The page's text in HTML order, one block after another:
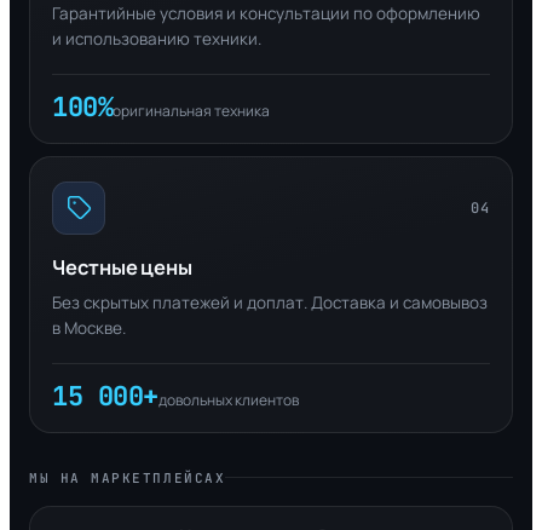
Гарантийные условия и консультации по оформлению
и использованию техники.
100%оригинальная техника
04
Честные цены
Без скрытых платежей и доплат. Доставка и самовывоз
в Москве.
15 000+довольных клиентов
МЫ НА МАРКЕТПЛЕЙСАХ